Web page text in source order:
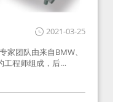
2021-03-25
家团队由来自BMW、
工程师组成，后
年并入
于车载收音机天线连
的射频连接器，被业